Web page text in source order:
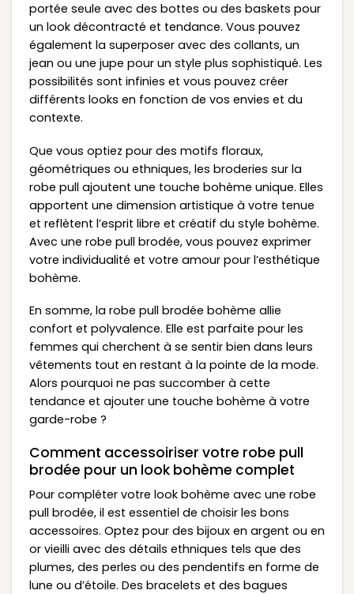
portée seule avec des bottes ou des baskets pour
un look décontracté et tendance. Vous pouvez
également la superposer avec des collants, un
jean ou une jupe pour un style plus sophistiqué. Les
possibilités sont infinies et vous pouvez créer
différents looks en fonction de vos envies et du
contexte.
Que vous optiez pour des motifs floraux,
géométriques ou ethniques, les broderies sur la
robe pull ajoutent une touche bohème unique. Elles
apportent une dimension artistique à votre tenue
et reflètent l’esprit libre et créatif du style bohème.
Avec une robe pull brodée, vous pouvez exprimer
votre individualité et votre amour pour l’esthétique
bohème.
En somme, la robe pull brodée bohème allie
confort et polyvalence. Elle est parfaite pour les
femmes qui cherchent à se sentir bien dans leurs
vêtements tout en restant à la pointe de la mode.
Alors pourquoi ne pas succomber à cette
tendance et ajouter une touche bohème à votre
garde-robe ?
Comment accessoiriser votre robe pull
brodée pour un look bohème complet
Pour compléter votre look bohème avec une robe
pull brodée, il est essentiel de choisir les bons
accessoires. Optez pour des bijoux en argent ou en
or vieilli avec des détails ethniques tels que des
plumes, des perles ou des pendentifs en forme de
lune ou d’étoile. Des bracelets et des bagues